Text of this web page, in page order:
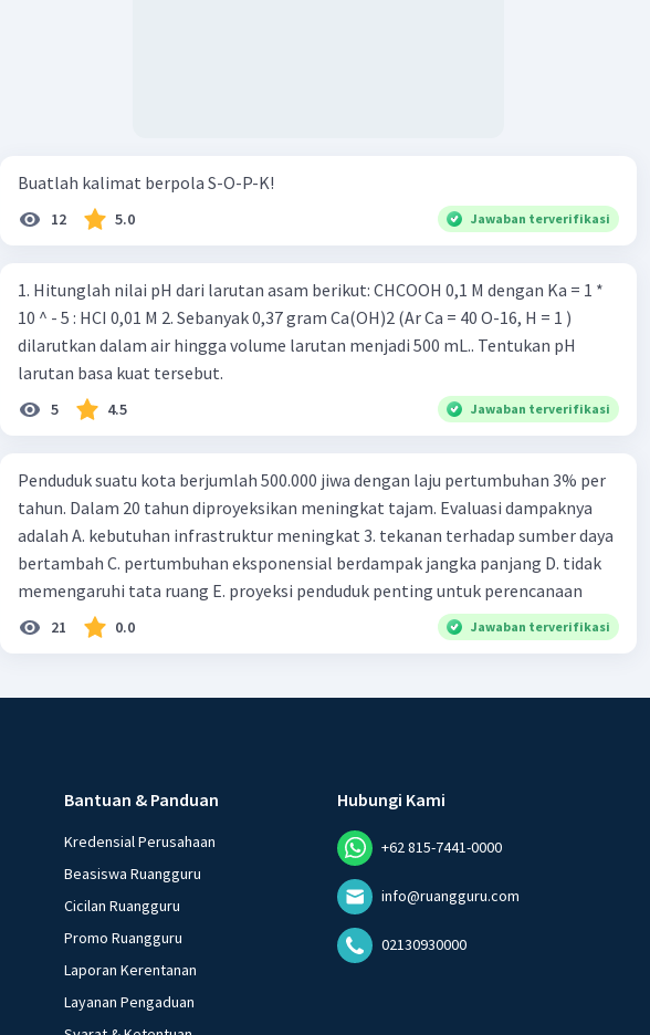
Buatlah kalimat berpola S-O-P-K!
12 5.0 Jawaban terverifikasi
1. Hitunglah nilai pH dari larutan asam berikut: CHCOOH 0,1 M dengan Ka = 1 *
10 ^ - 5 : HCI 0,01 M 2. Sebanyak 0,37 gram Ca(OH)2 (Ar Ca = 40 O-16, H = 1 )
dilarutkan dalam air hingga volume larutan menjadi 500 mL.. Tentukan pH
larutan basa kuat tersebut.
5 4.5 Jawaban terverifikasi
Penduduk suatu kota berjumlah 500.000 jiwa dengan laju pertumbuhan 3% per
tahun. Dalam 20 tahun diproyeksikan meningkat tajam. Evaluasi dampaknya
adalah A. kebutuhan infrastruktur meningkat 3. tekanan terhadap sumber daya
bertambah C. pertumbuhan eksponensial berdampak jangka panjang D. tidak
memengaruhi tata ruang E. proyeksi penduduk penting untuk perencanaan
21 0.0 Jawaban terverifikasi
Bantuan & Panduan
Kredensial Perusahaan
Beasiswa Ruangguru
Cicilan Ruangguru
Promo Ruangguru
Laporan Kerentanan
Layanan Pengaduan
Hubungi Kami
+62 815-7441-0000
info@ruangguru.com
02130930000